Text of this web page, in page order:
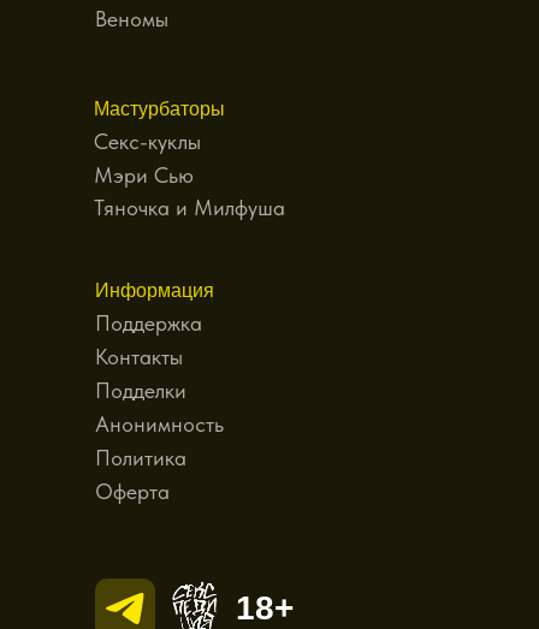
Информация
Поддержка
Контакты
Подделки
Анонимность
Политика
Оферта
Мастурбаторы
Секс-куклы
Мэри Сью
Тяночка и Милфуша
Веномы
18+